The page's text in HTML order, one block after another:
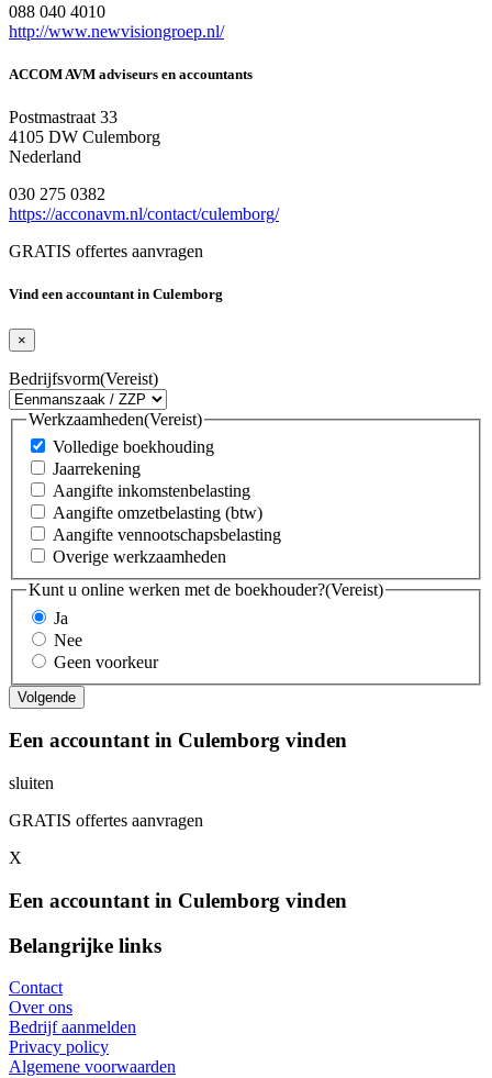
088 040 4010
http://www.newvisiongroep.nl/
ACCOM AVM adviseurs en accountants
Postmastraat 33
4105 DW Culemborg
Nederland
030 275 0382
https://acconavm.nl/contact/culemborg/
GRATIS offertes aanvragen
Vind een accountant in Culemborg
×
Bedrijfsvorm(Vereist)
Werkzaamheden(Vereist)
Volledige boekhouding
Jaarrekening
Aangifte inkomstenbelasting
Aangifte omzetbelasting (btw)
Aangifte vennootschapsbelasting
Overige werkzaamheden
Kunt u online werken met de boekhouder?(Vereist)
Ja
Nee
Geen voorkeur
Een accountant in Culemborg vinden
sluiten
GRATIS offertes aanvragen
X
Een accountant in Culemborg vinden
Belangrijke links
Contact
Over ons
Bedrijf aanmelden
Privacy policy
Algemene voorwaarden